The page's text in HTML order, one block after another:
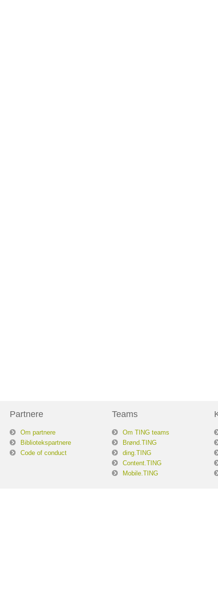
Partnere
Om partnere
Bibliotekspartnere
Code of conduct
Teams
Om TING teams
Brønd.TING
ding.TING
Content.TING
Mobile.TING